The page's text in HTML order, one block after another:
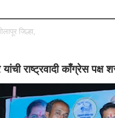
जिल्हा,
राष्ट्रवादी काँग्रेस